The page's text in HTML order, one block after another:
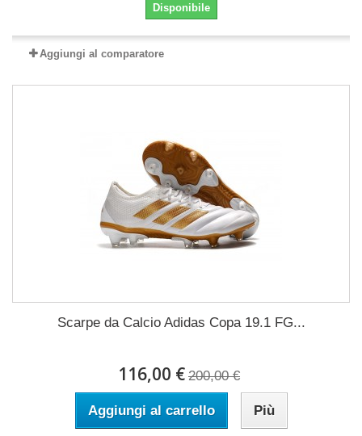
Disponibile
Aggiungi al comparatore
Scarpe da Calcio Adidas Copa 19.1 FG...
116,00 € 200,00 €
Aggiungi al carrello Più